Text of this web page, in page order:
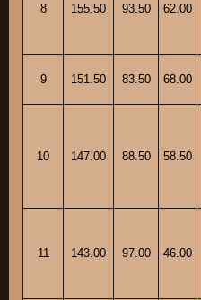
8 155.50 93.50 62.00
9 151.50 83.50 68.00
10 147.00 88.50 58.50
11 143.00 97.00 46.00